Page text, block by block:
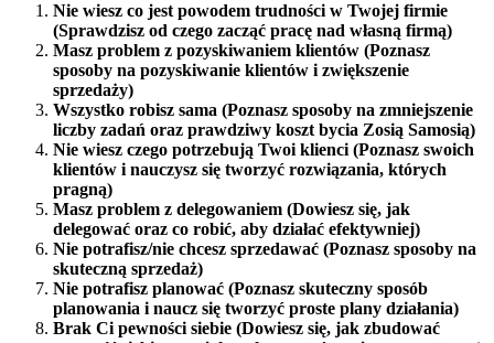
Nie wiesz co jest powodem trudności w Twojej firmie
(Sprawdzisz od czego zacząć pracę nad własną firmą)
Masz problem z pozyskiwaniem klientów (Poznasz
sposoby na pozyskiwanie klientów i zwiększenie
sprzedaży)
Wszystko robisz sama (Poznasz sposoby na zmniejszenie
liczby zadań oraz prawdziwy koszt bycia Zosią Samosią)
Nie wiesz czego potrzebują Twoi klienci (Poznasz swoich
klientów i nauczysz się tworzyć rozwiązania, których
pragną)
Masz problem z delegowaniem (Dowiesz się, jak
delegować oraz co robić, aby działać efektywniej)
Nie potrafisz/nie chcesz sprzedawać (Poznasz sposoby na
skuteczną sprzedaż)
Nie potrafisz planować (Poznasz skuteczny sposób
planowania i naucz się tworzyć proste plany działania)
Brak Ci pewności siebie (Dowiesz się, jak zbudować